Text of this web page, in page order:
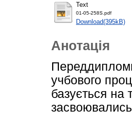
Text
01-05-258S.pdf
Download(395kB)
Анотація
учбового
базується на